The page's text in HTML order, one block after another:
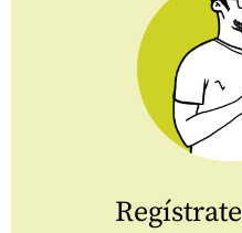
Regístrate